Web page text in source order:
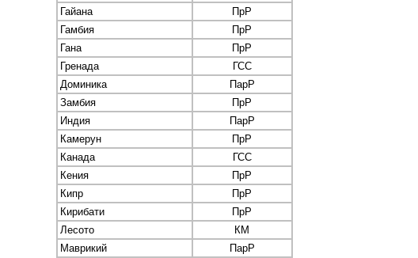
Гайана
ПрР
Гамбия
ПрР
Гана
ПрР
Гренада
ГСС
Доминика
ПарР
Замбия
ПрР
Индия
ПарР
Камерун
ПрР
Канада
ГСС
Кения
ПрР
Кипр
ПрР
Кирибати
ПрР
Лесото
КМ
Маврикий
ПарР